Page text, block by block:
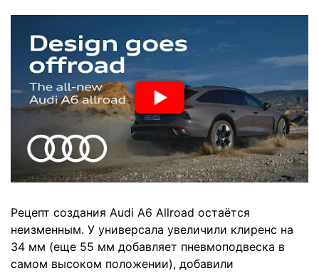
Рецепт создания Audi A6 Allroad остаётся
неизменным. У универсала увеличили клиренс на
34 мм (еще 55 мм добавляет пневмоподвеска в
самом высоком положении), добавили